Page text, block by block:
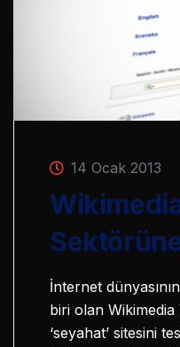
14 Ocak 2013
İnternet
biri olan Wikimedia
‘seyahat’ sitesini